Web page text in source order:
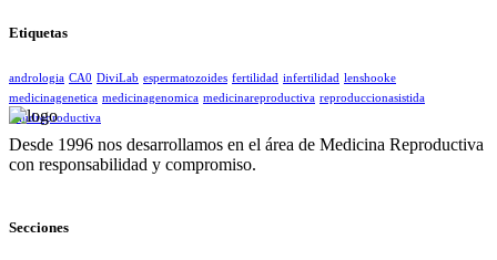
Etiquetas
andrologia CA0 DiviLab espermatozoides fertilidad infertilidad lenshooke
medicinagenetica medicinagenomica medicinareproductiva reproduccionasistida
saludreproductiva
Desde 1996 nos desarrollamos en el área de Medicina Reproductiva
con responsabilidad y compromiso.
Secciones